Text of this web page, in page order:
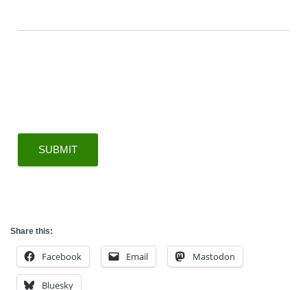
SUBMIT
Share this:
Facebook Email Mastodon
Bluesky